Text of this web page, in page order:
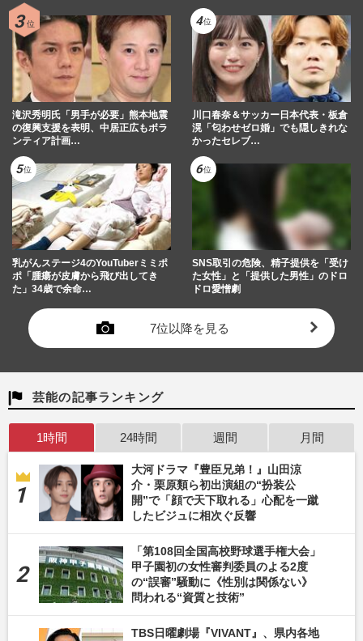
滝沢秀明氏「男手が必要」熊本地震
の復興支援を表明、中居正広もボラ
ンティア計画…
川口春奈＆サッカー日本代表・板倉
滉「匂わせゼロ婚」でも隠しきれな
かったセレブ…
乳がんステージ4のYouTuberミミポ
ポ「腫瘍が皮膚から飛び出してき
た」34歳で余命…
SNS取引の危険、精子提供を「受け
た女性」と「提供した男性」のドロ
ドロ愛憎劇
7位以降を見る
芸能の記事ランキング
1時間 24時間 週間 月間
大河ドラマ『豊臣兄弟！』山田涼
介・栗原類ら初出演組の“扮装公
開”で「顔で天下取れる」心配を一蹴
したビジュに相次ぐ反響
「第108回全国高校野球選手権大会」
甲子園初の女性審判委員のよる2度
の“誤審”騒動に《性別は関係ない》
問われる“資質と技術”
TBS日曜劇場『VIVANT』、県内各地